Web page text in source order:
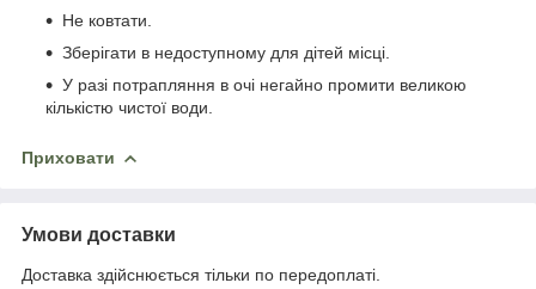
Не ковтати.
Зберігати в недоступному для дітей місці.
У разі потрапляння в очі негайно промити великою
кількістю чистої води.
Приховати
Умови доставки
Доставка здійснюється тільки по передоплаті.